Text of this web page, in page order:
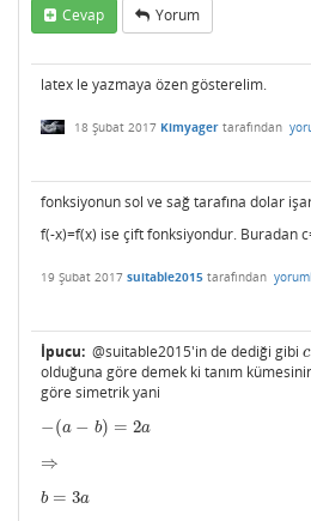
Cevap Yorum
latex le yazmaya özen gösterelim.
18 Şubat 2017 Kimyager tarafından
fonksiyonun sol ve sağ tarafına dolar
f(-x)=f(x) ise çift fonksiyondur. Buradan
19 Şubat 2017 suitable2015 tarafından
İpucu: @suitable2015'in de dediği gibi c
c
olduğuna göre demek ki tanım
göre simetrik yani
−(a − b) = 2a
−( a− b)= 2a
⇒
⇒
b = 3a
b=3a